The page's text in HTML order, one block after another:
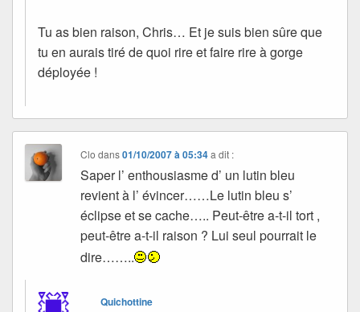
Tu as bien raison, Chris… Et je suis bien sûre que
tu en aurais tiré de quoi rire et faire rire à gorge
déployée !
Clo dans01/10/2007 à 05:34 a dit :
Saper l’ enthousiasme d’ un lutin bleu
revient à l’ évincer……Le lutin bleu s’
éclipse et se cache….. Peut-être a-t-il tort ,
peut-être a-t-il raison ? Lui seul pourrait le
dire……..
Quichottine